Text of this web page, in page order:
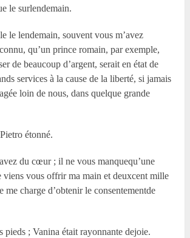
le surlendemain.
le lendemain, souvent vous m’avez
qu’un prince romain, par exemple,
de beaucoup d’argent, serait en état de
services à la cause de la liberté, si jamais
loin de nous, dans quelque grande
étonné.
du cœur ; il ne vous manquequ’une
viens vous offrir ma main et deuxcent mille
me charge d’obtenir le consentementde
pieds ; Vanina était rayonnante dejoie.